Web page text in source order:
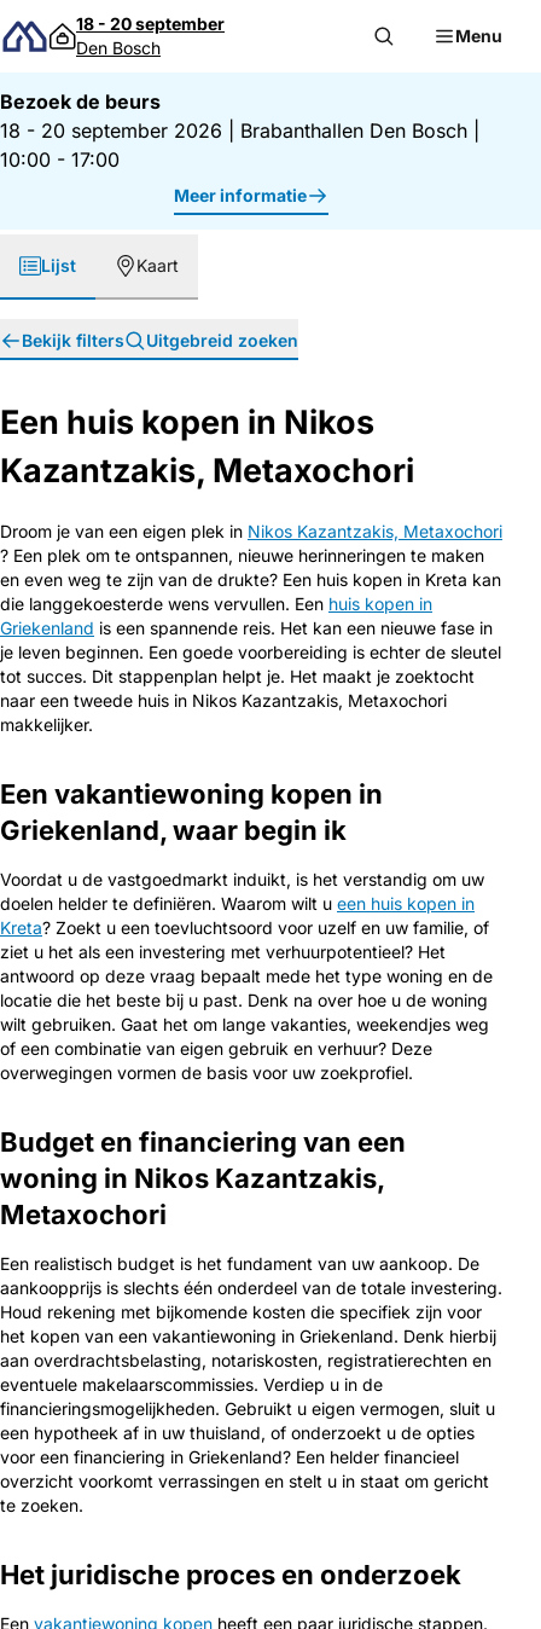
Direct naar inhoud
18 - 20 september
Den Bosch
Menu
Bezoek de beurs
18 - 20 september 2026
Brabanthallen Den Bosch
10:00 - 17:00
Meer informatie
Lijst Kaart
Bekijk filters Uitgebreid zoeken
Een huis kopen in Nikos
Kazantzakis, Metaxochori
Droom je van een eigen plek in Nikos Kazantzakis, Metaxochori
? Een plek om te ontspannen, nieuwe herinneringen te maken
en even weg te zijn van de drukte? Een huis kopen in Kreta kan
die langgekoesterde wens vervullen. Een huis kopen in
Griekenland is een spannende reis. Het kan een nieuwe fase in
je leven beginnen. Een goede voorbereiding is echter de sleutel
tot succes. Dit stappenplan helpt je. Het maakt je zoektocht
naar een tweede huis in Nikos Kazantzakis, Metaxochori
makkelijker.
Een vakantiewoning kopen in
Griekenland, waar begin ik
Voordat u de vastgoedmarkt induikt, is het verstandig om uw
doelen helder te definiëren. Waarom wilt u een huis kopen in
Kreta? Zoekt u een toevluchtsoord voor uzelf en uw familie, of
ziet u het als een investering met verhuurpotentieel? Het
antwoord op deze vraag bepaalt mede het type woning en de
locatie die het beste bij u past. Denk na over hoe u de woning
wilt gebruiken. Gaat het om lange vakanties, weekendjes weg
of een combinatie van eigen gebruik en verhuur? Deze
overwegingen vormen de basis voor uw zoekprofiel.
Budget en financiering van een
woning in Nikos Kazantzakis,
Metaxochori
Een realistisch budget is het fundament van uw aankoop. De
aankoopprijs is slechts één onderdeel van de totale investering.
Houd rekening met bijkomende kosten die specifiek zijn voor
het kopen van een vakantiewoning in Griekenland. Denk hierbij
aan overdrachtsbelasting, notariskosten, registratierechten en
eventuele makelaarscommissies. Verdiep u in de
financieringsmogelijkheden. Gebruikt u eigen vermogen, sluit u
een hypotheek af in uw thuisland, of onderzoekt u de opties
voor een financiering in Griekenland? Een helder financieel
overzicht voorkomt verrassingen en stelt u in staat om gericht
te zoeken.
Het juridische proces en onderzoek
Een vakantiewoning kopen heeft een paar juridische stappen.